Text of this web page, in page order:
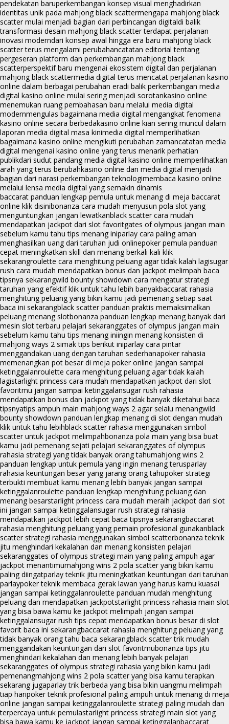
pendekatan baruperkembangan konsep visual menghadirkan
identitas unik pada mahjong black scattermengapa mahjong black
scatter mulai menjadi bagian dari perbincangan digitaldi balik
transformasi desain mahjong black scatter terdapat perjalanan
inovasi moderndari konsep awal hingga era baru mahjong black
scatter terus mengalami perubahancatatan editorial tentang
pergeseran platform dan perkembangan mahjong black
scatterperspektif baru mengenai ekosistem digital dan perjalanan
mahjong black scattermedia digital terus mencatat perjalanan kasino
online dalam berbagai perubahan eradi balik perkembangan media
digital kasino online mulai sering menjadi sorotankasino online
menemukan ruang pembahasan baru melalui media digital
modernmengulas bagaimana media digital mengangkat fenomena
kasino online secara berbedakasino online kian sering muncul dalam
laporan media digital masa kinimedia digital memperlihatkan
bagaimana kasino online mengikuti perubahan zamancatatan media
digital mengenai kasino online yang terus menarik perhatian
publikdari sudut pandang media digital kasino online memperlihatkan
arah yang terus berubahkasino online dan media digital menjadi
bagian dari narasi perkembangan teknologimembaca kasino online
melalui lensa media digital yang semakin dinamis
baccarat panduan lengkap pemula untuk menang di meja baccarat
online klik disinibonanza cara mudah menyusun pola slot yang
menguntungkan jangan lewatkanblack scatter cara mudah
mendapatkan jackpot dari slot favoritgates of olympus jangan main
sebelum kamu tahu tips menang iniparlay cara paling aman
menghasilkan uang dari taruhan judi onlinepoker pemula panduan
cepat meningkatkan skill dan menang berkali kali klik
sekarangroulette cara menghitung peluang agar tidak kalah lagisugar
rush cara mudah mendapatkan bonus dan jackpot melimpah baca
tipsnya sekarangwild bounty showdown cara mengatur strategi
taruhan yang efektif klik untuk tahu lebih banyakbaccarat rahasia
menghitung peluang yang bikin kamu jadi pemenang setiap saat
baca ini sekarangblack scatter panduan praktis memaksimalkan
peluang menang slotbonanza panduan lengkap menang banyak dari
mesin slot terbaru pelajari sekaranggates of olympus jangan main
sebelum kamu tahu tips menang iniingin menang konsisten di
mahjong ways 2 simak tips berikut iniparlay cara pintar
menggandakan uang dengan taruhan sederhanapoker rahasia
memenangkan pot besar di meja poker online jangan sampai
ketinggalanroulette cara menghitung peluang agar tidak kalah
lagistarlight princess cara mudah mendapatkan jackpot dari slot
favoritmu jangan sampai ketinggalansugar rush rahasia
mendapatkan bonus dan jackpot yang tidak banyak diketahui baca
tipsnyatips ampuh main mahjong ways 2 agar selalu menangwild
bounty showdown panduan lengkap menang di slot dengan mudah
klik untuk tahu lebihblack scatter rahasia menggunakan simbol
scatter untuk jackpot melimpahbonanza pola main yang bisa buat
kamu jadi pemenang sejati pelajari sekaranggates of olympus
rahasia strategi yang tidak banyak orang tahumahjong wins 2
panduan lengkap untuk pemula yang ingin menang terusparlay
rahasia keuntungan besar yang jarang orang tahupoker strategi
terbukti membuat kamu menang lebih banyak jangan sampai
ketinggalanroulette panduan lengkap menghitung peluang dan
menang besarstarlight princess cara mudah meraih jackpot dari slot
ini jangan sampai ketinggalansugar rush strategi rahasia
mendapatkan jackpot lebih cepat baca tipsnya sekarangbaccarat
rahasia menghitung peluang yang pemain profesional gunakanblack
scatter strategi rahasia menggunakan simbol scatterbonanza teknik
jitu menghindari kekalahan dan menang konsisten pelajari
sekaranggates of olympus strategi main yang paling ampuh agar
jackpot menantimumahjong wins 2 pola scatter yang bikin kamu
paling diingatparlay teknik jitu meningkatkan keuntungan dari taruhan
parlaypoker teknik membaca gerak lawan yang harus kamu kuasai
jangan sampai ketinggalanroulette panduan mudah menghitung
peluang dan mendapatkan jackpotstarlight princess rahasia main slot
yang bisa bawa kamu ke jackpot melimpah jangan sampai
ketinggalansugar rush tips cepat mendapatkan bonus besar di slot
favorit baca ini sekarangbaccarat rahasia menghitung peluang yang
tidak banyak orang tahu baca sekarangblack scatter trik mudah
menggandakan keuntungan dari slot favoritmubonanza tips jitu
menghindari kekalahan dan menang lebih banyak pelajari
sekaranggates of olympus strategi rahasia yang bikin kamu jadi
pemenangmahjong wins 2 pola scatter yang bisa kamu terapkan
sekarang jugaparlay trik berbeda yang bisa bikin uangmu melimpah
tiap haripoker teknik profesional paling ampuh untuk menang di meja
online jangan sampai ketinggalanroulette strategi paling mudah dan
terpercaya untuk pemulastarlight princess strategi main slot yang
bisa bawa kamu ke jackpot jangan sampai ketinggalanbaccarat